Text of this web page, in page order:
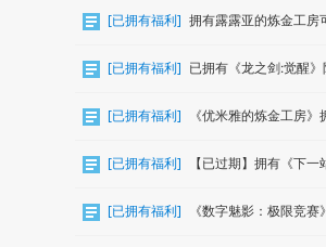
[已拥有福利] 拥有露露亚的炼金工房
[已拥有福利] 已拥有《龙之剑:觉醒
[已拥有福利] 《优米雅的炼金工房
[已拥有福利] 【已过期】拥有《下一
[已拥有福利] 《数字魅影：极限竞